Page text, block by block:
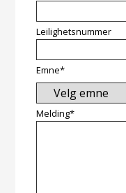
Leilighetsnummer
Emne*
Melding*